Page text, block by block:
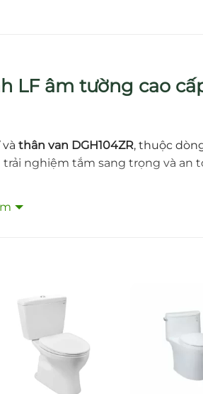
LF âm tường cao
và thân van DGH104ZR, thuộc
nghiệm tắm sang trọng và an